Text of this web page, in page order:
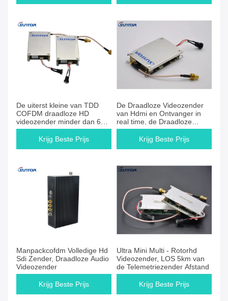
De uiterst kleine van TDD
COFDM draadloze HD
videozender minder dan 60g
van de de Hommel
Videozender FPV
Krijg Beste Prijs
De Draadloze Videozender
van Hdmi en Ontvanger in
real time, de Draadloze
Videozender van Hd
Krijg Beste Prijs
Manpackcofdm Volledige Hd
Sdi Zender, Draadloze Audio
Videozender
Krijg Beste Prijs
Ultra Mini Multi - Rotorhd
Videozender, LOS 5km van
de Telemetriezender Afstand
Krijg Beste Prijs